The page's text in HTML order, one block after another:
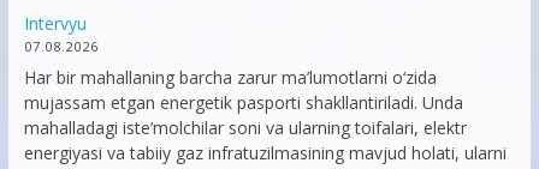
Intervyu
07.08.2026
Har bir mahallaning barcha zarur ma’lumotlarni o‘zida
mujassam etgan energetik pasporti shakllantiriladi. Unda
mahalladagi iste’molchilar soni va ularning toifalari, elektr
energiyasi va tabiiy gaz infratuzilmasining mavjud holati, ularni